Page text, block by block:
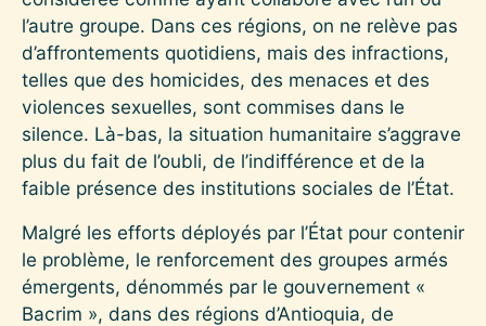
l’autre groupe. Dans ces régions, on ne relève pas
d’affrontements quotidiens, mais des infractions,
telles que des homicides, des menaces et des
violences sexuelles, sont commises dans le
silence. Là-bas, la situation humanitaire s’aggrave
plus du fait de l’oubli, de l’indifférence et de la
faible présence des institutions sociales de l’État.
Malgré les efforts déployés par l’État pour contenir
le problème, le renforcement des groupes armés
émergents, dénommés par le gouvernement «
Bacrim », dans des régions d’Antioquia, de